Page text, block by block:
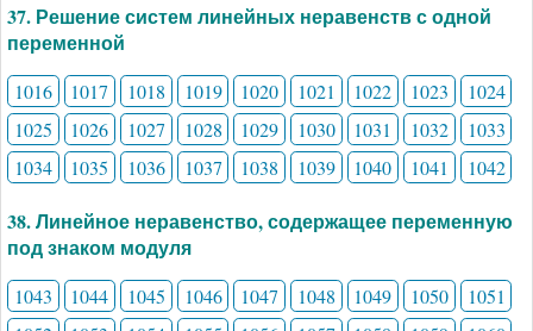
37. Решение систем линейных неравенств с одной
переменной
1016 1017 1018 1019 1020 1021 1022 1023
1024
1025
1026 1027 1028 1029 1030 1031 1032
1033
1034
1035 1036 1037 1038 1039 1040 1041 1042
38. Линейное неравенство, содержащее переменную
под знаком модуля
1043 1044 1045 1046 1047 1048 1049 1050
1051